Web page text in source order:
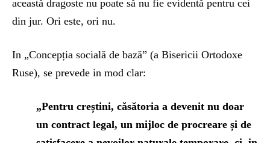
această dragoste nu poate să nu fie evidentă pentru cei
din jur. Ori este, ori nu.
In „Concepția socială de bază” (a Bisericii Ortodoxe
Ruse), se prevede in mod clar:
„Pentru creștini, căsătoria a devenit nu doar
un contract legal, un mijloc de procreare și de